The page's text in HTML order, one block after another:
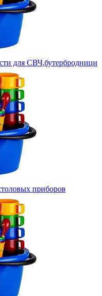
для СВЧ,бутербродници
приборов